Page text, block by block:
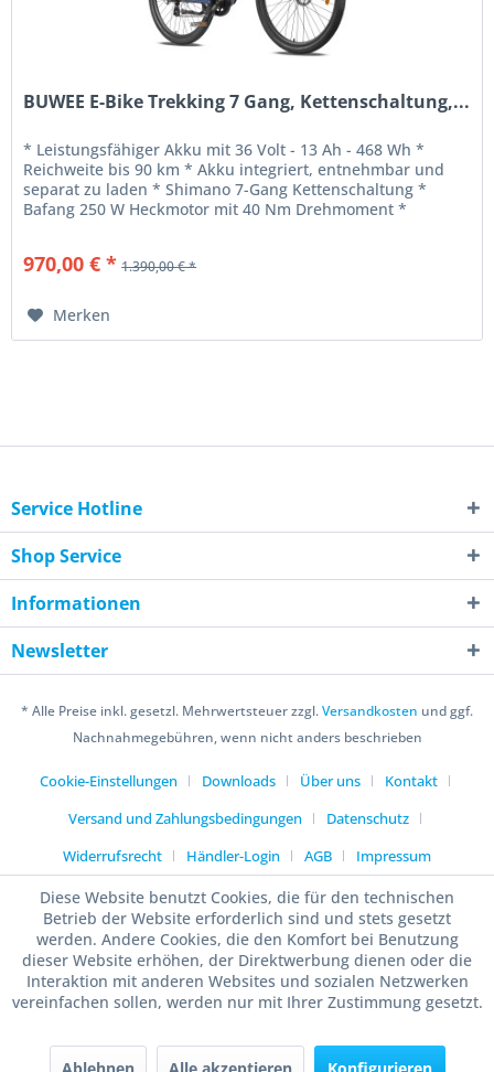
BUWEE E-Bike Trekking 7 Gang, Kettenschaltung,...
* Leistungsfähiger Akku mit 36 Volt - 13 Ah - 468 Wh *
Reichweite bis 90 km * Akku integriert, entnehmbar und
separat zu laden * Shimano 7-Gang Kettenschaltung *
Bafang 250 W Heckmotor mit 40 Nm Drehmoment *
970,00 € * 1.390,00 € *
Merken
Service Hotline
Shop Service
Informationen
Newsletter
* Alle Preise inkl. gesetzl. Mehrwertsteuer zzgl.Versandkosten und ggf.
Nachnahmegebühren, wenn nicht anders beschrieben
Cookie-Einstellungen Downloads Über uns
Kontakt
Versand und Zahlungsbedingungen
Datenschutz
Widerrufsrecht
Händler-Login AGB Impressum
Diese Website benutzt Cookies, die für den technischen
Betrieb der Website erforderlich sind und stets gesetzt
werden. Andere Cookies, die den Komfort bei Benutzung
dieser Website erhöhen, der Direktwerbung dienen oder die
Interaktion mit anderen Websites und sozialen Netzwerken
vereinfachen sollen, werden nur mit Ihrer Zustimmung gesetzt.